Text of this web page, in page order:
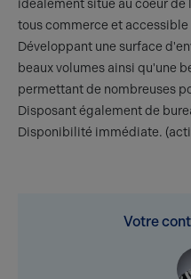
idéalement situé au coeur
tous commerce et
Développant une surface
beaux volumes ainsi qu'une
permettant de nombreuses
Disposant également de
Disponibilité immédiate.
Votre